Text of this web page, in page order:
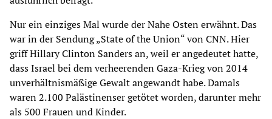
Nur ein einziges Mal wurde der Nahe Osten erwähnt. Das
war in der Sendung „State of the Union“ von CNN. Hier
griff Hillary Clinton Sanders an, weil er angedeutet hatte,
dass Israel bei dem verheerenden Gaza-Krieg von 2014
unverhältnismäßige Gewalt angewandt habe. Damals
waren 2.100 Palästinenser getötet worden, darunter mehr
als 500 Frauen und Kinder.